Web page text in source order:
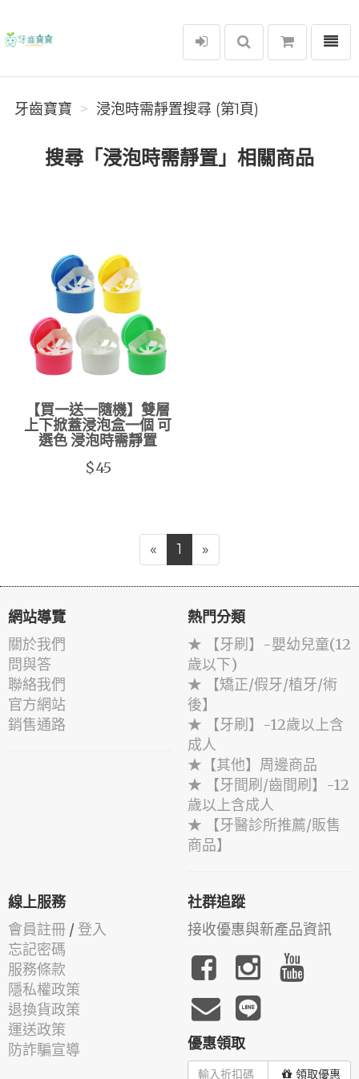
牙齒寶寶
選單
牙齒寶寶 浸泡時需靜置搜尋 (第1頁)
搜尋「浸泡時需靜置」相關商品
【買一送一隨機】雙層
上下掀蓋浸泡盒一個 可
選色 浸泡時需靜置
$45
« 1 »
網站導覽
關於我們
問與答
聯絡我們
官方網站
銷售通路
熱門分類
★ 【牙刷】-嬰幼兒童(12
歲以下)
★ 【矯正/假牙/植牙/術
後】
★ 【牙刷】-12歲以上含
成人
★【其他】周邊商品
★ 【牙間刷/齒間刷】-12
歲以上含成人
★ 【牙醫診所推薦/販售
商品】
線上服務
會員註冊 / 登入
忘記密碼
服務條款
隱私權政策
退換貨政策
運送政策
防詐騙宣導
社群追蹤
接收優惠與新產品資訊
優惠領取
領取優惠